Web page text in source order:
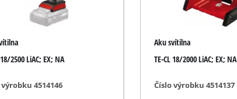
2500 LiAC; EX; NA
4514146
Aku svítilna
TE-CL 18/2000 LiAC; EX; NA
Číslo výrobku 4514137